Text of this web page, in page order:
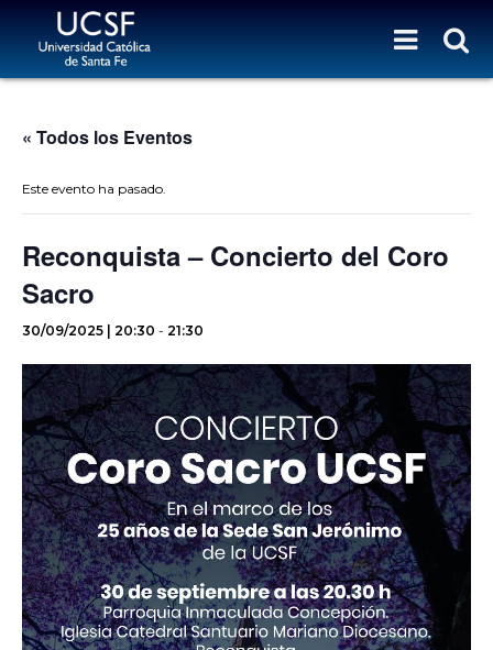
« Todos los Eventos
Este evento ha pasado.
Reconquista – Concierto del Coro
Sacro
30/09/2025 | 20:30 - 21:30